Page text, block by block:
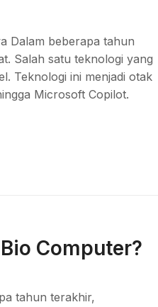
Dalam beberapa tahun
Salah satu teknologi yang
Teknologi ini menjadi otak
Microsoft Copilot.
Computer?
tahun terakhir,